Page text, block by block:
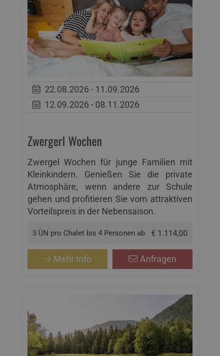
22.08.2026 - 11.09.2026
12.09.2026 - 08.11.2026
Zwergerl Wochen
Zwergel Wochen für junge Familien mit
Kleinkindern. Genießen Sie die private
Atmosphäre, wenn andere zur Schule
gehen und profitieren Sie vom attraktiven
Vorteilspreis in der Nebensaison.
3 ÜN pro Chalet bis 4 Personen ab € 1.114,00
Mehr Info Anfragen